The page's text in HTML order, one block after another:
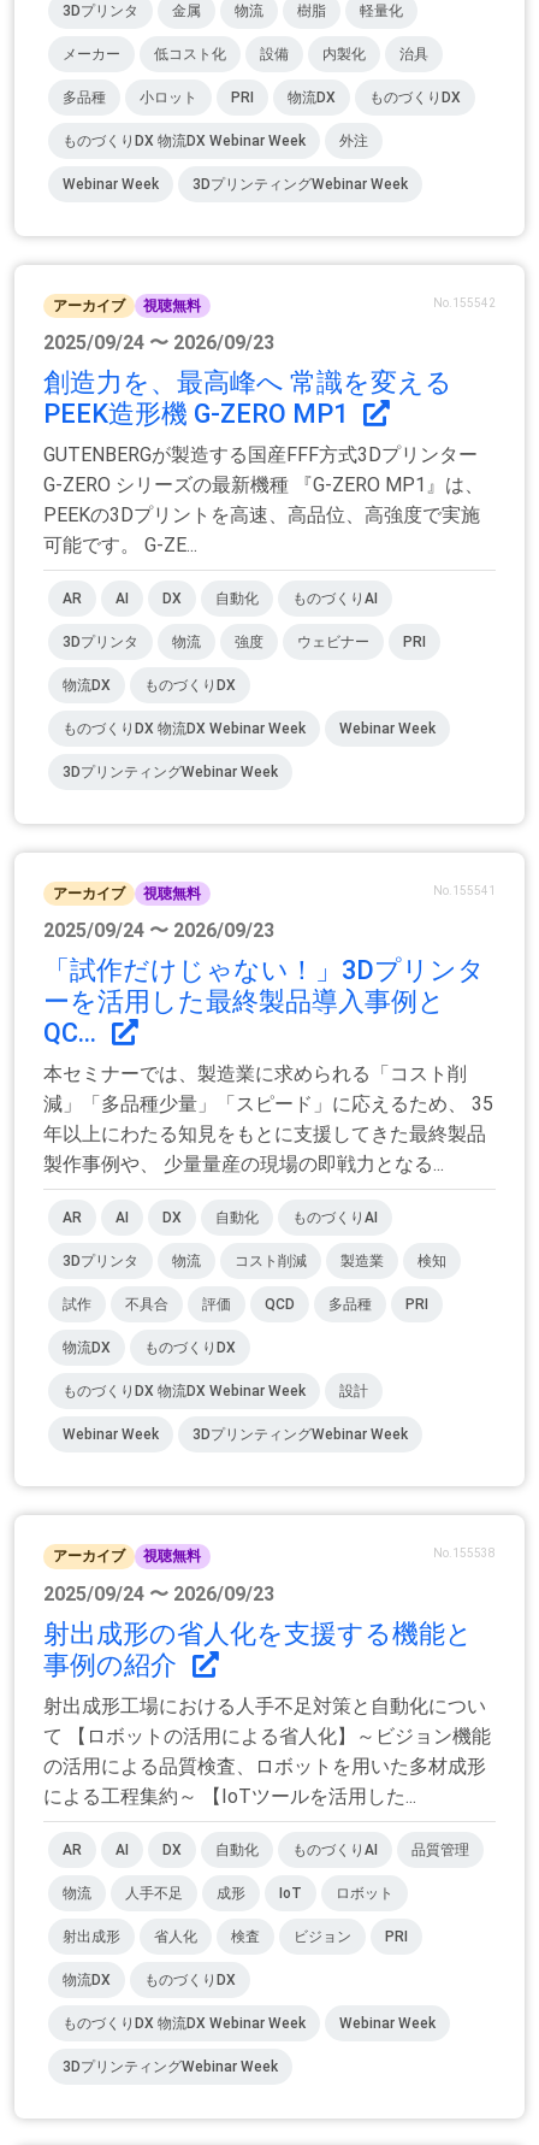
3Dプリンタ 金属 物流 樹脂 軽量化
メーカー 低コスト化 設備 内製化 治具
多品種 小ロット PRI 物流DX ものづくりDX
ものづくりDX 物流DX Webinar Week 外注
Webinar Week 3DプリンティングWebinar Week
アーカイブ 視聴無料 No.155542
2025/09/24 〜 2026/09/23
創造力を、最高峰へ 常識を変える
PEEK造形機 G-ZERO MP1
GUTENBERGが製造する国産FFF方式3Dプリンター
G-ZERO シリーズの最新機種 『G-ZERO MP1』は、
PEEKの3Dプリントを高速、高品位、高強度で実施
可能です。 G-ZE...
AR AI DX 自動化 ものづくりAI
3Dプリンタ 物流 強度 ウェビナー PRI
物流DX ものづくりDX
ものづくりDX 物流DX Webinar Week Webinar Week
3DプリンティングWebinar Week
アーカイブ 視聴無料 No.155541
2025/09/24 〜 2026/09/23
「試作だけじゃない！」3Dプリンタ
ーを活用した最終製品導入事例と
QC...
本セミナーでは、製造業に求められる「コスト削
減」「多品種少量」「スピード」に応えるため、 35
年以上にわたる知見をもとに支援してきた最終製品
製作事例や、 少量量産の現場の即戦力となる...
AR AI DX 自動化 ものづくりAI
3Dプリンタ 物流 コスト削減 製造業 検知
試作 不具合 評価 QCD 多品種 PRI
物流DX ものづくりDX
ものづくりDX 物流DX Webinar Week 設計
Webinar Week 3DプリンティングWebinar Week
アーカイブ 視聴無料 No.155538
2025/09/24 〜 2026/09/23
射出成形の省人化を支援する機能と
事例の紹介
射出成形工場における人手不足対策と自動化につい
て 【ロボットの活用による省人化】～ビジョン機能
の活用による品質検査、ロボットを用いた多材成形
による工程集約～ 【IoTツールを活用した...
AR AI DX 自動化 ものづくりAI 品質管理
物流 人手不足 成形 IoT ロボット
射出成形 省人化 検査 ビジョン PRI
物流DX ものづくりDX
ものづくりDX 物流DX Webinar Week Webinar Week
3DプリンティングWebinar Week